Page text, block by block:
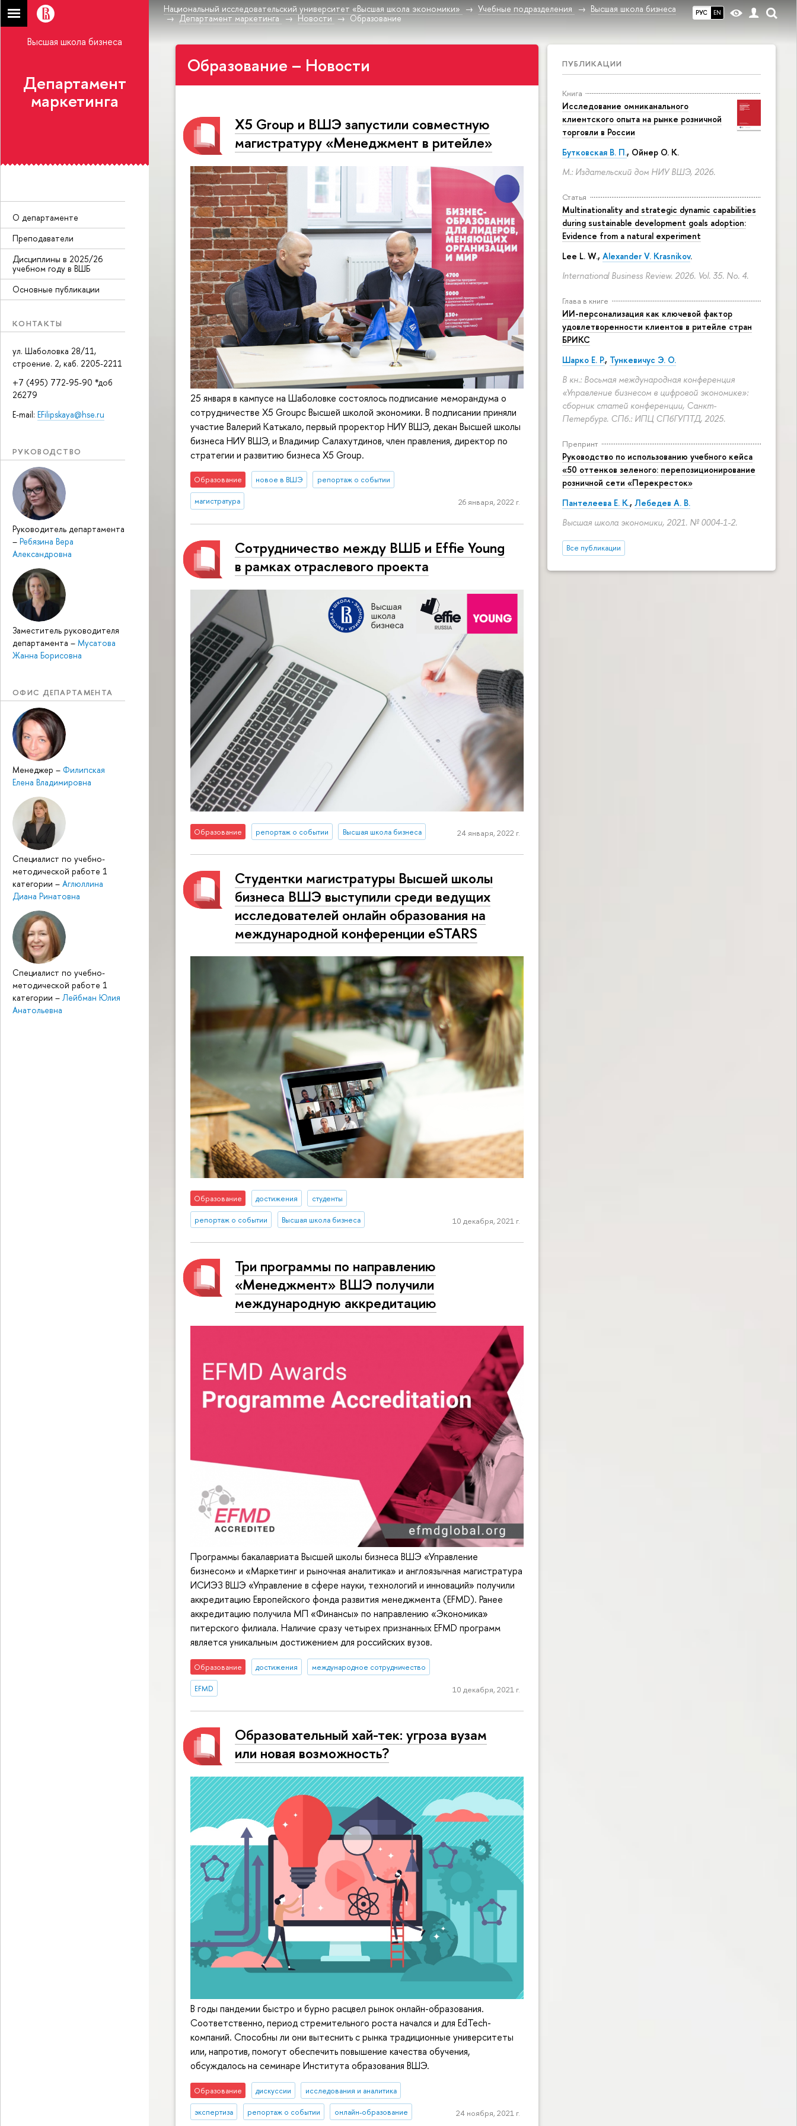
РУС EN
Национальный исследовательский университет «Высшая школа экономики» Учебные подразделения
Высшая школа бизнеса
Департамент маркетинга
Новости Образование
Высшая школа бизнеса
Департамент
маркетинга
О департаменте
Преподаватели
Дисциплины в 2025/26
учебном году в ВШБ
Основные публикации
КОНТАКТЫ
ул. Шаболовка 28/11,
строение. 2, каб. 2205-2211
+7 (495) 772-95-90 *доб
26279
E-mail: EFilipskaya@hse.ru
РУКОВОДСТВО
Руководитель департамента
– Ребязина Вера
Александровна
Заместитель руководителя
департамента – Мусатова
Жанна Борисовна
ОФИС ДЕПАРТАМЕНТА
Менеджер – Филипская
Елена Владимировна
Специалист по учебно-
методической работе 1
категории – Аглюллина
Диана Ринатовна
Специалист по учебно-
методической работе 1
категории – Лейбман Юлия
Анатольевна
ПУБЛИКАЦИИ
Книга
Исследование омниканального
клиентского опыта на рынке розничной
торговли в России
Бутковская В. П., Ойнер О. К.
М.: Издательский дом НИУ ВШЭ, 2026.
Статья
Multinationality and strategic dynamic capabilities
during sustainable development goals adoption:
Evidence from a natural experiment
Lee L. W., Alexander V. Krasnikov.
International Business Review. 2026. Vol. 35. No. 4.
Глава в книге
ИИ-персонализация как ключевой фактор
удовлетворенности клиентов в ритейле стран
БРИКС
Шарко Е. Р., Тункевичус Э. О.
В кн.: Восьмая международная конференция
«Управление бизнесом в цифровой экономике»:
сборник статей конференции, Санкт-
Петербург. СПб.: ИПЦ СПбГУПТД, 2025.
Препринт
Руководство по использованию учебного кейса
«50 оттенков зеленого: перепозиционирование
розничной сети «Перекресток»
Пантелеева Е. К., Лебедев А. В.
Высшая школа экономики, 2021. № 0004-1-2.
Все публикации
Образование – Новости
Х5 Group и ВШЭ запустили совместную
магистратуру «Менеджмент в ритейле»
25 января в кампусе на Шаболовке состоялось подписание меморандума о
сотрудничестве X5 Groupс Высшей школой экономики. В подписании приняли
участие Валерий Катькало, первый проректор НИУ ВШЭ, декан Высшей школы
бизнеса НИУ ВШЭ, и Владимир Салахутдинов, член правления, директор по
стратегии и развитию бизнеса Х5 Group.
Образование новое в ВШЭ репортаж о событии
магистратура 26 января, 2022 г.
Сотрудничество между ВШБ и Effie Young
в рамках отраслевого проекта
Образование репортаж о событии Высшая школа бизнеса 24 января, 2022 г.
Студентки магистратуры Высшей школы
бизнеса ВШЭ выступили среди ведущих
исследователей онлайн образования на
международной конференции eSTARS
Образование достижения студенты
репортаж о событии Высшая школа бизнеса 10 декабря, 2021 г.
Три программы по направлению
«Менеджмент» ВШЭ получили
международную аккредитацию
Программы бакалавриата Высшей школы бизнеса ВШЭ «Управление
бизнесом» и «Маркетинг и рыночная аналитика» и англоязычная магистратура
ИСИЭЗ ВШЭ «Управление в сфере науки, технологий и инноваций» получили
аккредитацию Европейского фонда развития менеджмента (EFMD). Ранее
аккредитацию получила МП «Финансы» по направлению «Экономика»
питерского филиала. Наличие сразу четырех признанных EFMD программ
является уникальным достижением для российских вузов.
Образование достижения международное сотрудничество
EFMD 10 декабря, 2021 г.
Образовательный хай-тек: угроза вузам
или новая возможность?
В годы пандемии быстро и бурно расцвел рынок онлайн-образования.
Соответственно, период стремительного роста начался и для EdTech-
компаний. Способны ли они вытеснить с рынка традиционные университеты
или, напротив, помогут обеспечить повышение качества обучения,
обсуждалось на семинаре Института образования ВШЭ.
Образование дискуссии исследования и аналитика
экспертиза репортаж о событии онлайн-образование 24 ноября, 2021 г.